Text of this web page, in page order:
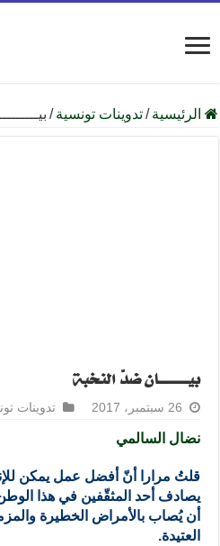
الرئيسية /تدوينات تونسية /
بيـــــــــــان ضدّ النخبة
26 سبتمبر، 2017 تدوينات
نضال السالمي
قلتُ مرارا أنّ أفضل عمل يمكن
يصادف أحد المثقّفين في هذا
أن يُصاب بالأمراض الخطيرة
العتيدة.